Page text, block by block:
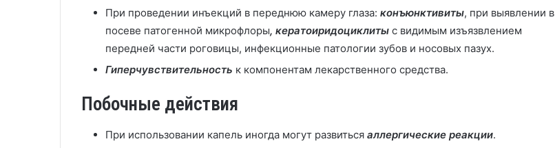
При проведении инъекций в переднюю камеру глаза: конъюнктивиты, при выявлении в
посеве патогенной микрофлоры, кератоиридоциклиты с видимым изъязвлением
передней части роговицы, инфекционные патологии зубов и носовых пазух.
Гиперчувствительность к компонентам лекарственного средства.
Побочные действия
При использовании капель иногда могут развиться аллергические реакции.